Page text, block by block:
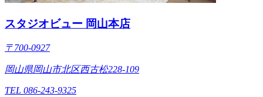
スタジオビュー 岡山本店
〒700-0927
岡山県岡山市北区西古松228-109
TEL 086-243-9325